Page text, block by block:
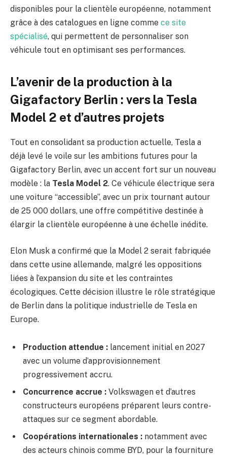
disponibles pour la clientèle européenne, notamment
grâce à des catalogues en ligne comme ce site
spécialisé, qui permettent de personnaliser son
véhicule tout en optimisant ses performances.
L’avenir de la production à la
Gigafactory Berlin : vers la Tesla
Model 2 et d’autres projets
Tout en consolidant sa production actuelle, Tesla a
déjà levé le voile sur les ambitions futures pour la
Gigafactory Berlin, avec un accent fort sur un nouveau
modèle : la Tesla Model 2. Ce véhicule électrique sera
une voiture “accessible”, avec un prix tournant autour
de 25 000 dollars, une offre compétitive destinée à
élargir la clientèle européenne à une échelle inédite.
Elon Musk a confirmé que la Model 2 serait fabriquée
dans cette usine allemande, malgré les oppositions
liées à l’expansion du site et les contraintes
écologiques. Cette décision illustre le rôle stratégique
de Berlin dans la politique industrielle de Tesla en
Europe.
Production attendue : lancement initial en 2027
avec un volume d’approvisionnement
progressivement accru.
Concurrence accrue : Volkswagen et d’autres
constructeurs européens préparent leurs contre-
attaques sur ce segment abordable.
Coopérations internationales : notamment avec
des acteurs chinois comme BYD, pour la fourniture